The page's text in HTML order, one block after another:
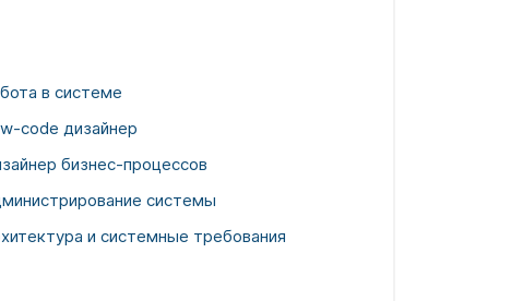
в системе
сode дизайнер
бизнес-процессов
системы
и системные требования